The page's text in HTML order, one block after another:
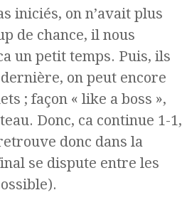
iniciés, on n’avait plus
de chance, il nous
un petit temps. Puis, ils
on peut encore
; façon « like a boss »,
Donc, ca continue 1-1,
donc dans la
se dispute entre les